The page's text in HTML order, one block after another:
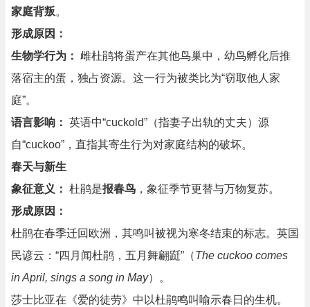
家庭背叛。
形成原因：
生物学行为： 雌杜鹃将蛋产在其他鸟巢中，幼鸟孵化后推
落宿主的蛋，独占资源。这一行为被类比为“窃取他人家
庭”。
语言影响： 英语中“cuckold”（指妻子出轨的丈夫）源
自“cuckoo”，直指其寄生行为对家庭结构的破坏。
春天与新生
象征意义： 杜鹃是报春鸟 ，象征季节更替与万物复苏。
形成原因：
杜鹃在春季迁回欧洲，其鸣叫被视为寒冬结束的标志。英国
民谚云：“四月闻杜鹃，五月舞翩跹”（The cuckoo comes
in April, sings a song in May）。
莎士比亚在《爱的徒劳》中以杜鹃鸣叫喻示春日的生机。